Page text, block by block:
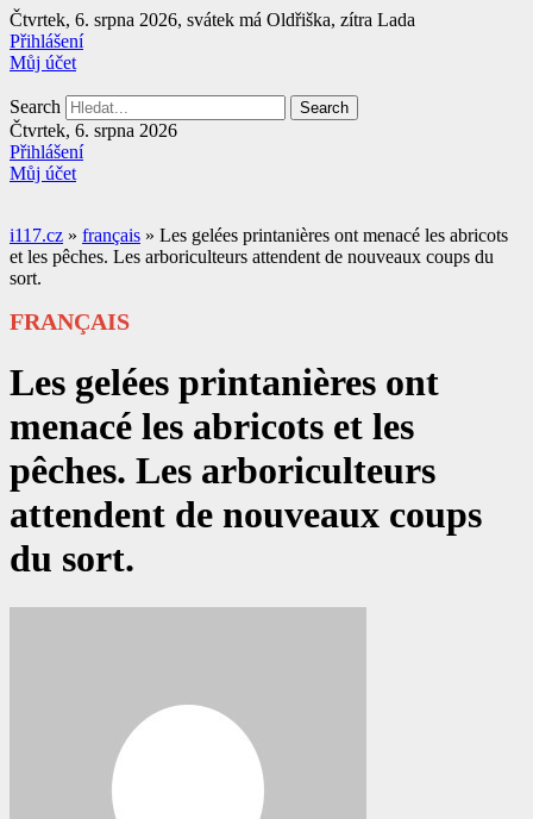
Přejít
k
obsahu
Čtvrtek, 6. srpna 2026, svátek má Oldřiška, zítra Lada
Přihlášení
Můj účet
Search Search
Čtvrtek, 6. srpna 2026
Přihlášení
Můj účet
i117.cz » français » Les gelées printanières ont menacé les abricots
et les pêches. Les arboriculteurs attendent de nouveaux coups du
sort.
FRANÇAIS
Les gelées printanières ont
menacé les abricots et les
pêches. Les arboriculteurs
attendent de nouveaux coups
du sort.